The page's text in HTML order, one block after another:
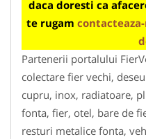
daca doresti ca
te rugam
Partenerii portalului
colectare fier vechi,
cupru, inox, radiatoare,
fonta, fier, otel, bare de
resturi metalice fonta,